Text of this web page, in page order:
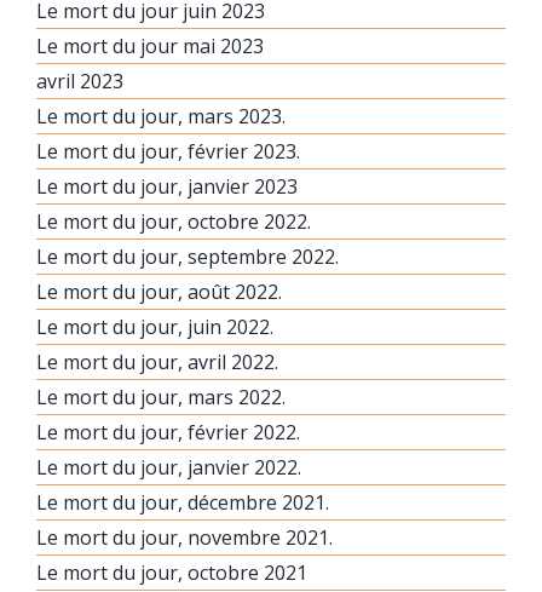
Le mort du jour juin 2023
Le mort du jour mai 2023
avril 2023
Le mort du jour, mars 2023.
Le mort du jour, février 2023.
Le mort du jour, janvier 2023
Le mort du jour, octobre 2022.
Le mort du jour, septembre 2022.
Le mort du jour, août 2022.
Le mort du jour, juin 2022.
Le mort du jour, avril 2022.
Le mort du jour, mars 2022.
Le mort du jour, février 2022.
Le mort du jour, janvier 2022.
Le mort du jour, décembre 2021.
Le mort du jour, novembre 2021.
Le mort du jour, octobre 2021